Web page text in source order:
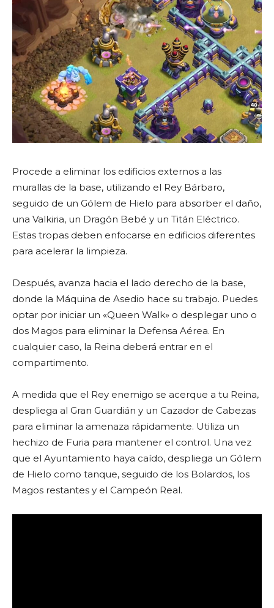
Procede a eliminar los edificios externos a las
murallas de la base, utilizando el Rey Bárbaro,
seguido de un Gólem de Hielo para absorber el daño,
una Valkiria, un Dragón Bebé y un Titán Eléctrico.
Estas tropas deben enfocarse en edificios diferentes
para acelerar la limpieza.
Después, avanza hacia el lado derecho de la base,
donde la Máquina de Asedio hace su trabajo. Puedes
optar por iniciar un «Queen Walk» o desplegar uno o
dos Magos para eliminar la Defensa Aérea. En
cualquier caso, la Reina deberá entrar en el
compartimento.
A medida que el Rey enemigo se acerque a tu Reina,
despliega al Gran Guardián y un Cazador de Cabezas
para eliminar la amenaza rápidamente. Utiliza un
hechizo de Furia para mantener el control. Una vez
que el Ayuntamiento haya caído, despliega un Gólem
de Hielo como tanque, seguido de los Bolardos, los
Magos restantes y el Campeón Real.